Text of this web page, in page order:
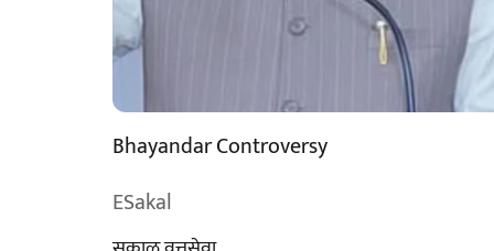
Bhayandar Controversy
ESakal